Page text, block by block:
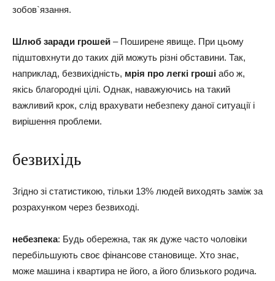
зобов`язання.
Шлюб заради грошей – Поширене явище. При цьому
підштовхнути до таких дій можуть різні обставини. Так,
наприклад, безвихідність, мрія про легкі гроші або ж,
якісь благородні цілі. Однак, наважуючись на такий
важливий крок, слід врахувати небезпеку даної ситуації і
вирішення проблеми.
безвихідь
Згідно зі статистикою, тільки 13% людей виходять заміж за
розрахунком через безвиході.
небезпека: Будь обережна, так як дуже часто чоловіки
перебільшують своє фінансове становище. Хто знає,
може машина і квартира не його, а його близького родича.